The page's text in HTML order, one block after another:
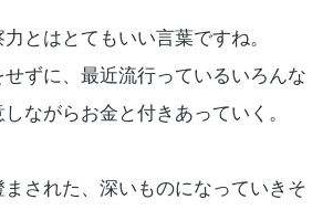
とはとてもいい言葉ですね。
ずに、最近流行っているいろんな
ながらお金と付きあっていく。
まされた、深いものになっていきそ